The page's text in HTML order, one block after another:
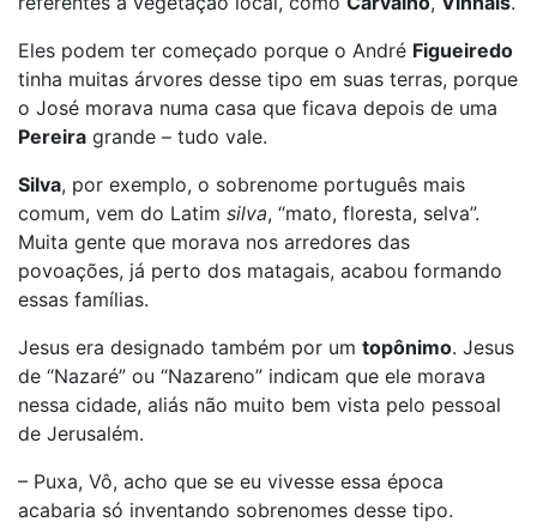
Eles podem ter começado porque o André Figueiredo
tinha muitas árvores desse tipo em suas terras, porque
o José morava numa casa que ficava depois de uma
Pereira grande – tudo vale.
Silva, por exemplo, o sobrenome português mais
comum, vem do Latim silva, “mato, floresta, selva”.
Muita gente que morava nos arredores das
povoações, já perto dos matagais, acabou formando
essas famílias.
Jesus era designado também por um topônimo. Jesus
de “Nazaré” ou “Nazareno” indicam que ele morava
nessa cidade, aliás não muito bem vista pelo pessoal
de Jerusalém.
– Puxa, Vô, acho que se eu vivesse essa época
acabaria só inventando sobrenomes desse tipo.